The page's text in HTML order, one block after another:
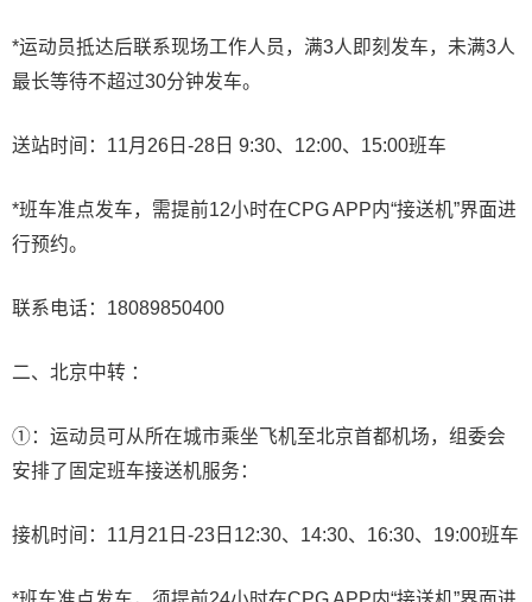
*运动员抵达后联系现场工作人员，满3人即刻发车，未满3人
最长等待不超过30分钟发车。
送站时间：11月26日-28日 9:30、12:00、15:00班车
*班车准点发车，需提前12小时在CPG APP内“接送机”界面进
行预约。
联系电话：18089850400
二、北京中转 ：
①：运动员可从所在城市乘坐飞机至北京首都机场，组委会
安排了固定班车接送机服务：
接机时间：11月21日-23日12:30、14:30、16:30、19:00班车